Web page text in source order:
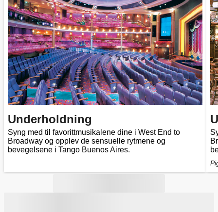
Underholdning
Syng med til favorittmusikalene dine i West End to
Broadway og opplev de sensuelle rytmene og
bevegelsene i Tango Buenos Aires.